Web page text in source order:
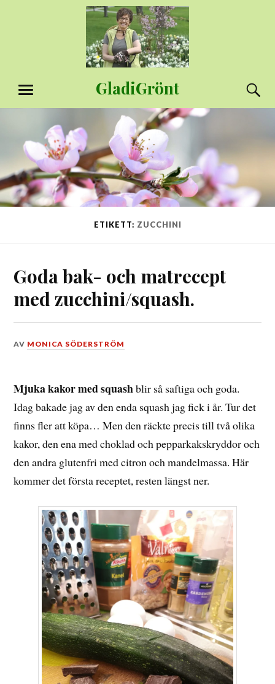
GladiGrönt
MENY
ETIKETT: ZUCCHINI
Goda bak- och matrecept
med zucchini/squash.
DEN
2023
AV MONICA SÖDERSTRÖM
Mjuka kakor med squashblir så saftiga och goda.
Idag bakade jag av den enda squash jag fick i år. Tur det
finns fler att köpa… Men den räckte precis till två olika
kakor, den ena med choklad och pepparkakskryddor och
den andra glutenfri med citron och mandelmassa. Här
kommer det första receptet, resten längst ner.